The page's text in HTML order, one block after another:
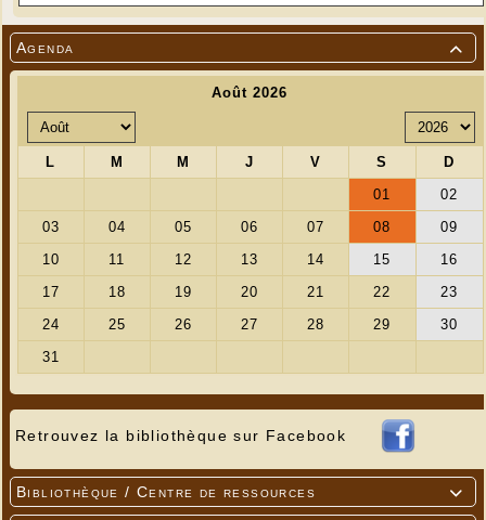

Agenda
Retrouvez la bibliothèque sur Facebook

Bibliothèque / Centre de ressources